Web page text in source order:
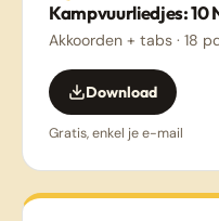
Kampvuurliedjes: 10
Akkoorden + tabs · 18
Download
Gratis, enkel je e-mail